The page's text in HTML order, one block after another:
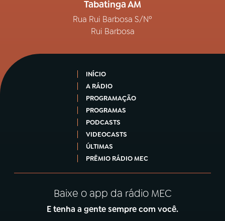
Tabatinga AM
Rua Rui Barbosa S/Nº
Rui Barbosa
INÍCIO
A RÁDIO
PROGRAMAÇÃO
PROGRAMAS
PODCASTS
VIDEOCASTS
ÚLTIMAS
PRÊMIO RÁDIO MEC
Baixe o app da rádio MEC
E tenha a gente sempre com você.